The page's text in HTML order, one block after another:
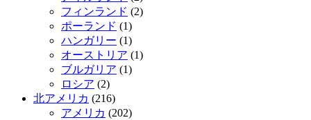
フィンランド (2)
ポーランド (1)
ハンガリー (1)
オーストリア (1)
ブルガリア (1)
ロシア (2)
北アメリカ (216)
アメリカ (202)